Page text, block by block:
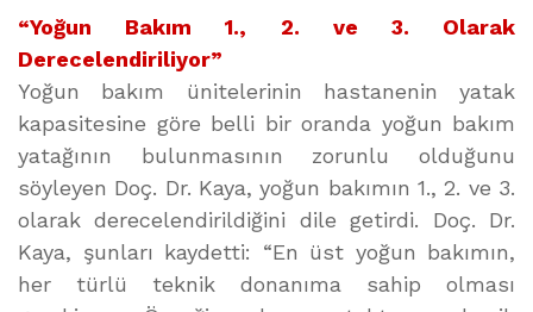
“Yoğun Bakım 1., 2. ve 3. Olarak
Derecelendiriliyor”
Yoğun bakım ünitelerinin hastanenin yatak
kapasitesine göre belli bir oranda yoğun bakım
yatağının bulunmasının zorunlu olduğunu
söyleyen Doç. Dr. Kaya, yoğun bakımın 1., 2. ve 3.
olarak derecelendirildiğini dile getirdi. Doç. Dr.
Kaya, şunları kaydetti: “En üst yoğun bakımın,
her türlü teknik donanıma sahip olması